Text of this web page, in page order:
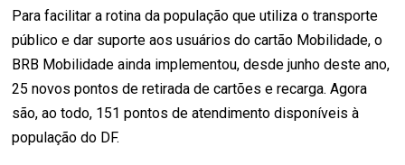
Para facilitar a rotina da população que utiliza o transporte
público e dar suporte aos usuários do cartão Mobilidade, o
BRB Mobilidade ainda implementou, desde junho deste ano,
25 novos pontos de retirada de cartões e recarga. Agora
são, ao todo, 151 pontos de atendimento disponíveis à
população do DF.